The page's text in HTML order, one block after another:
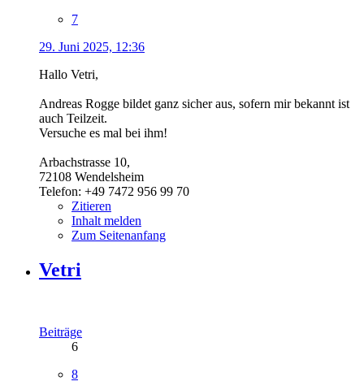
7
29. Juni 2025, 12:36
Hallo Vetri,
Andreas Rogge bildet ganz sicher aus, sofern mir bekannt ist
auch Teilzeit.
Versuche es mal bei ihm!
Arbachstrasse 10,
72108 Wendelsheim
Telefon: +49 7472 956 99 70
Zitieren
Inhalt melden
Zum Seitenanfang
Vetri
Beiträge
6
8